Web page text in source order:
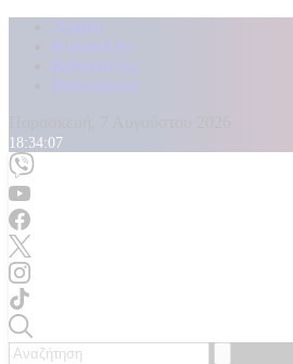
Αρχική
Kontra Live
Καταγγελίες
Επικοινωνία
18:34:09